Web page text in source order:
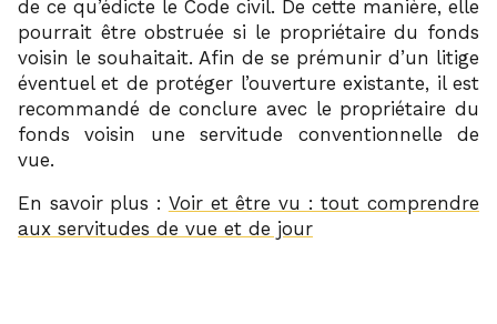
de ce qu’édicte le Code civil. De cette manière, elle
pourrait être obstruée si le propriétaire du fonds
voisin le souhaitait. Afin de se prémunir d’un litige
éventuel et de protéger l’ouverture existante, il est
recommandé de conclure avec le propriétaire du
fonds voisin une servitude conventionnelle de
vue.
En savoir plus : Voir et être vu : tout comprendre
aux servitudes de vue et de jour